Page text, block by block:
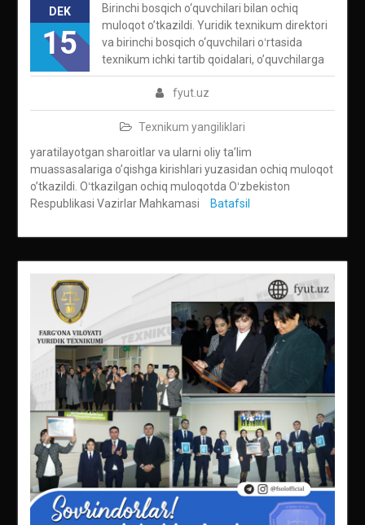
DEK
15
fyut.uz
Texnikum yangiliklari
Birinchi bosqich o‘quvchilari bilan ochiq
muloqot o’tkazildi. Yuridik texnikum direktori
va birinchi bosqich o‘quvchilari oʻrtasida
texnikum ichki tartib qoidalari, o’quvchilarga
yaratilayotgan sharoitlar va ularni oliy ta’lim
muassasalariga o’qishga kirishlari yuzasidan ochiq muloqot
o’tkazildi. Oʻtkazilgan ochiq muloqotda Oʻzbekiston
Respublikasi Vazirlar Mahkamasi
Batafsil